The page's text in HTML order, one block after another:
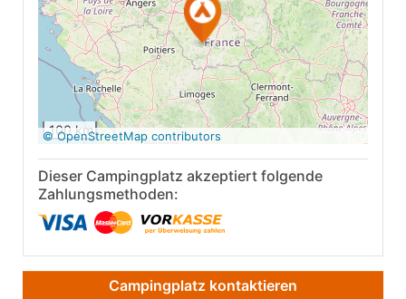
Auf Google Maps
anzeigen
100 km
© OpenStreetMap contributors
Dieser Campingplatz akzeptiert folgende
Zahlungsmethoden:
Campingplatz kontaktieren